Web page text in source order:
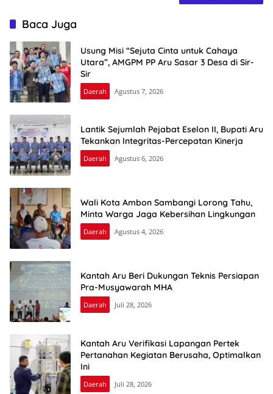
Baca Juga
Usung Misi “Sejuta Cinta untuk Cahaya
Utara”, AMGPM PP Aru Sasar 3 Desa di Sir-
Sir
Daerah Agustus 7, 2026
Lantik Sejumlah Pejabat Eselon II, Bupati Aru
Tekankan Integritas-Percepatan Kinerja
Daerah Agustus 6, 2026
Wali Kota Ambon Sambangi Lorong Tahu,
Minta Warga Jaga Kebersihan Lingkungan
Daerah Agustus 4, 2026
Kantah Aru Beri Dukungan Teknis Persiapan
Pra-Musyawarah MHA
Daerah Juli 28, 2026
Kantah Aru Verifikasi Lapangan Pertek
Pertanahan Kegiatan Berusaha, Optimalkan
Ini
Daerah Juli 28, 2026